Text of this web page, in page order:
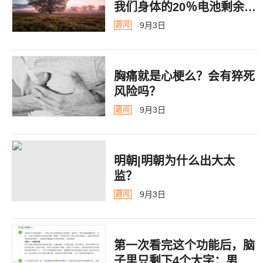
我们身体的20％电池剩余警
告
趣闻 9月3日
胸痛就是心梗么？会有猝死
风险吗？
趣闻 9月3日
明朝|明朝为什么出大太
监？ ​​​
趣闻 9月3日
第一次看完这个功能后，脑
子里只剩下4个大字：男德